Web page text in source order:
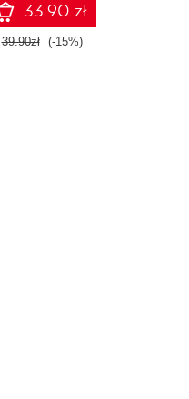
33.90 zł
39.90zł (-15%)